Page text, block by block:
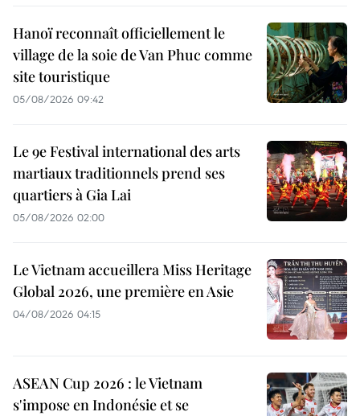
Hanoï reconnaît officiellement le
village de la soie de Van Phuc comme
site touristique
05/08/2026 09:42
Le 9e Festival international des arts
martiaux traditionnels prend ses
quartiers à Gia Lai
05/08/2026 02:00
Le Vietnam accueillera Miss Heritage
Global 2026, une première en Asie
04/08/2026 04:15
ASEAN Cup 2026 : le Vietnam
s'impose en Indonésie et se